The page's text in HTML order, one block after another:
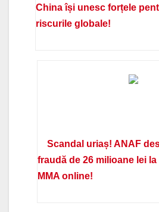
China își unesc forțele
riscurile globale!
Scandal uriaș! ANAF
fraudă de 26 milioane lei
MMA online!